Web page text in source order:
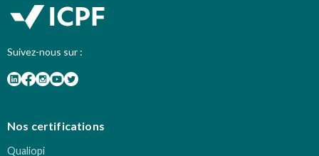
Suivez-nous sur :
Nos certifications
Qualiopi